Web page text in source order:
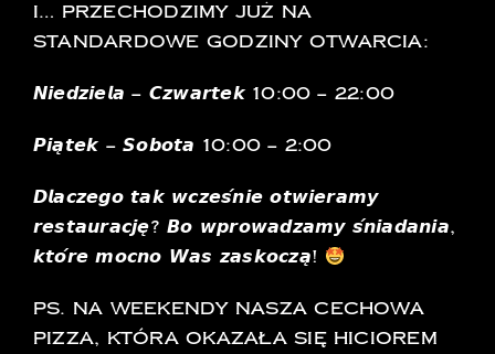
I… Przechodzimy już na
standardowe godziny otwarcia:
𝙉𝙞𝙚𝙙𝙯𝙞𝙚𝙡𝙖 – 𝘾𝙯𝙬𝙖𝙧𝙩𝙚𝙠 10:00 – 22:00
𝙋𝙞𝙖̨𝙩𝙚𝙠 – 𝙎𝙤𝙗𝙤𝙩𝙖 10:00 – 2:00
𝘿𝙡𝙖𝙘𝙯𝙚𝙜𝙤 𝙩𝙖𝙠 𝙬𝙘𝙯𝙚𝙨́𝙣𝙞𝙚 𝙤𝙩𝙬𝙞𝙚𝙧𝙖𝙢𝙮
𝙧𝙚𝙨𝙩𝙖𝙪𝙧𝙖𝙘𝙟𝙚̨? 𝘽𝙤 𝙬𝙥𝙧𝙤𝙬𝙖𝙙𝙯𝙖𝙢𝙮 𝙨́𝙣𝙞𝙖𝙙𝙖𝙣𝙞𝙖,
𝙠𝙩𝙤́𝙧𝙚 𝙢𝙤𝙘𝙣𝙤 𝙒𝙖𝙨 𝙯𝙖𝙨𝙠𝙤𝙘𝙯𝙖̨!
PS. Na weekendy nasza cechowa
pizza, która okazała się hiciorem